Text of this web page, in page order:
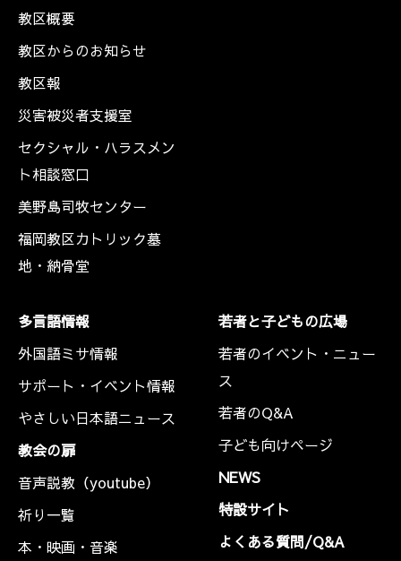
教区概要
教区からのお知らせ
教区報
災害被災者支援室
セクシャル・ハラスメン
ト相談窓口
美野島司牧センター
福岡教区カトリック墓
地・納骨堂
多言語情報
外国語ミサ情報
サポート・イベント情報
やさしい日本語ニュース
教会の扉
音声説教（youtube）
祈り一覧
本・映画・音楽
若者と子どもの広場
若者のイベント・ニュー
ス
若者のQ&A
子ども向けページ
NEWS
特設サイト
よくある質問/Q&A